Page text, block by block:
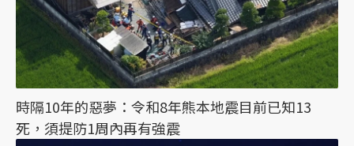
時隔10年的惡夢：令和8年熊本地震目前已知13
死，須提防1周內再有強震